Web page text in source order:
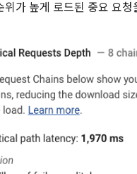
위가 높게 로드된 중요 요청